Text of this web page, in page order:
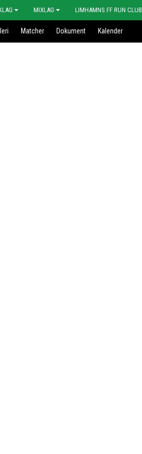
MIXLAG LIMHAMNS FF RUN CLUB
Matcher Dokument Kalender